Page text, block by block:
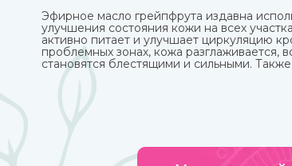
Эфирное масло грейпфрута издавна
улучшения состояния кожи на всех
активно питает и улучшает циркуляцию
проблемных зонах, кожа разглаживается,
становятся блестящими и сильными.
великолепно влияет на настроение,
наполняет жизненными силами.